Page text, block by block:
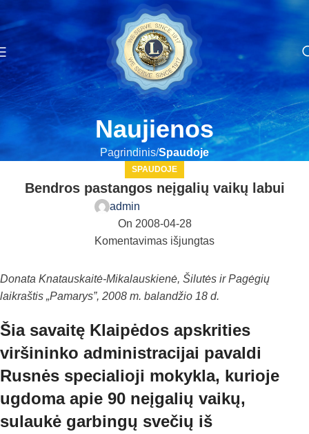
Naujienos
Pagrindinis Spaudoje
SPAUDOJE
Bendros pastangos neįgalių vaikų labui
admin
On 2008-04-28
Komentavimas išjungtas
Donata Knatauskaitė-Mikalauskienė, Šilutės ir Pagėgių
laikraštis „Pamarys”, 2008 m. balandžio 18 d.
Šia savaitę Klaipėdos apskrities
viršininko administracijai pavaldi
Rusnės specialioji mokykla, kurioje
ugdoma apie 90 neįgalių vaikų,
sulaukė garbingų svečių iš